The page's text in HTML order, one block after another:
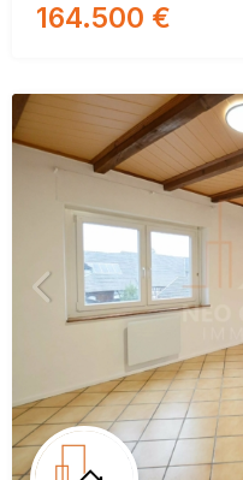
164.500 €